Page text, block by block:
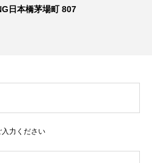
日本橋茅場町 807
力ください